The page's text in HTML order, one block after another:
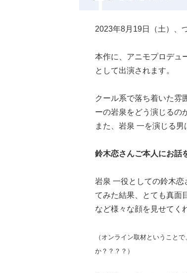
2023年8月19日（土）、
本作に、アニモプロデュ
として出演されます。
クール系で落ち着いた雰
ーの岩泉をどう演じるの
また、岩泉 一を演じる男
鈴木恋さんご本人にお話
岩泉 一役としての鈴木
てみた結果、とても真面
など様々な顔を見せてく
（オンライン取材ということ
か？？？？）